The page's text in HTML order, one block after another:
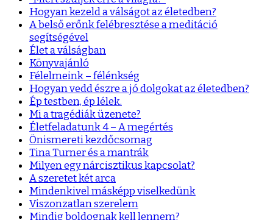
Hogyan kezeld a válságot az életedben?
A belső erőnk felébresztése a meditáció
segítségével
Élet a válságban
Könyvajánló
Félelmeink – félénkség
Hogyan vedd észre a jó dolgokat az életedben?
Ép testben, ép lélek.
Mi a tragédiák üzenete?
Életfeladatunk 4 – A megértés
Önismereti kezdőcsomag
Tina Turner és a mantrák
Milyen egy nárcisztikus kapcsolat?
A szeretet két arca
Mindenkivel másképp viselkedünk
Viszonzatlan szerelem
Mindig boldognak kell lennem?